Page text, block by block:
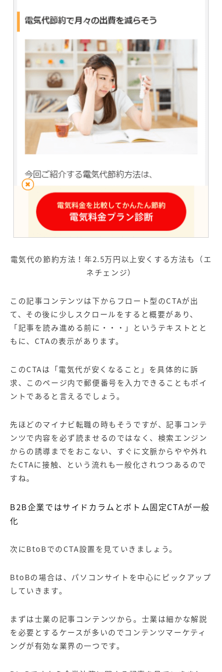
電気代の節約方法！年2.5万円以上安くする方法も（エ
ネチェンジ）
この記事コンテンツは下からフロート型のCTAが出
て、その後に少しスクロールをすると概要があり、
「記事を読み進める前に・・・」というテキストとと
もに、CTAの表示があります。
このCTAは「電気代が安くなること」を具体的に訴
求、このページ内で郵便番号を入力できることもポイ
ントであると言えるでしょう。
先ほどのマイナビ転職の時もそうですが、記事コンテ
ンツで内容を必ず読ませるのではなく、検索エンジン
からの誘導までをおこない、すぐに文脈からやや外れ
たCTAに接触、という流れも一般化されつつあるので
すね。
B2B企業ではサイドカラムとボトム固定CTAが一般
化
次にBtoBでのCTA設置を見ていきましょう。
BtoBの場合は、パソコンサイトを中心にピックアップ
していきます。
まずは士業の記事コンテンツから。士業は細かな解説
を必要とするケースが多いのでコンテンツマーケティ
ングが有効な業界の一つです。